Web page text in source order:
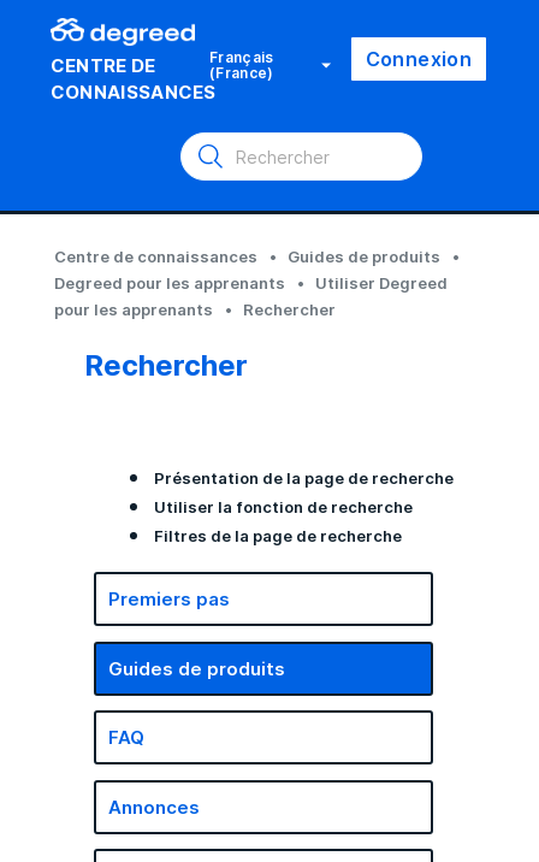
CENTRE DE
CONNAISSANCES
Français
(France) Connexion
Centre de connaissances
Guides de produits
Degreed pour les apprenants
Utiliser Degreed
pour les apprenants
Rechercher
Premiers pas
Guides de produits
FAQ
Annonces
Rechercher
Présentation de la page de recherche
Utiliser la fonction de recherche
Filtres de la page de recherche